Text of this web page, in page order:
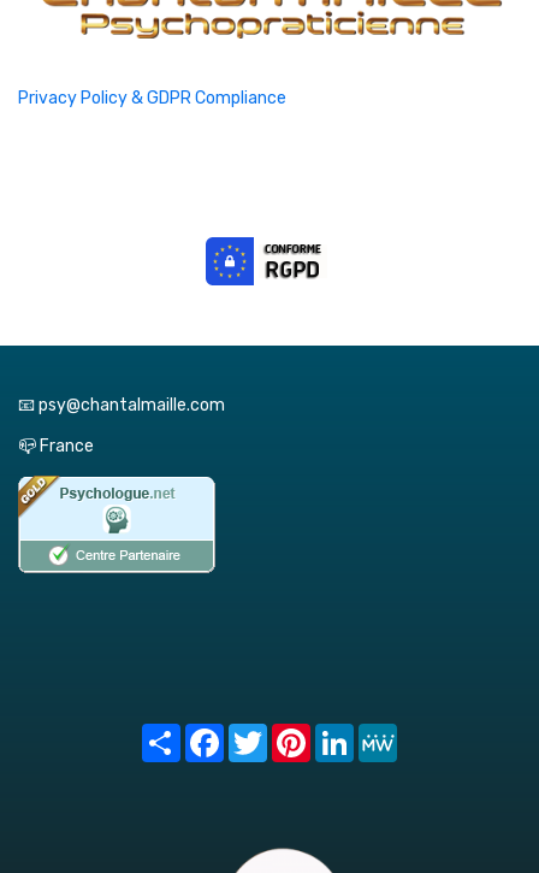
Privacy Policy & GDPR Compliance
📧 psy@chantalmaille.com
📪 France
Share FacebookTwitterPinterest
LinkedIn